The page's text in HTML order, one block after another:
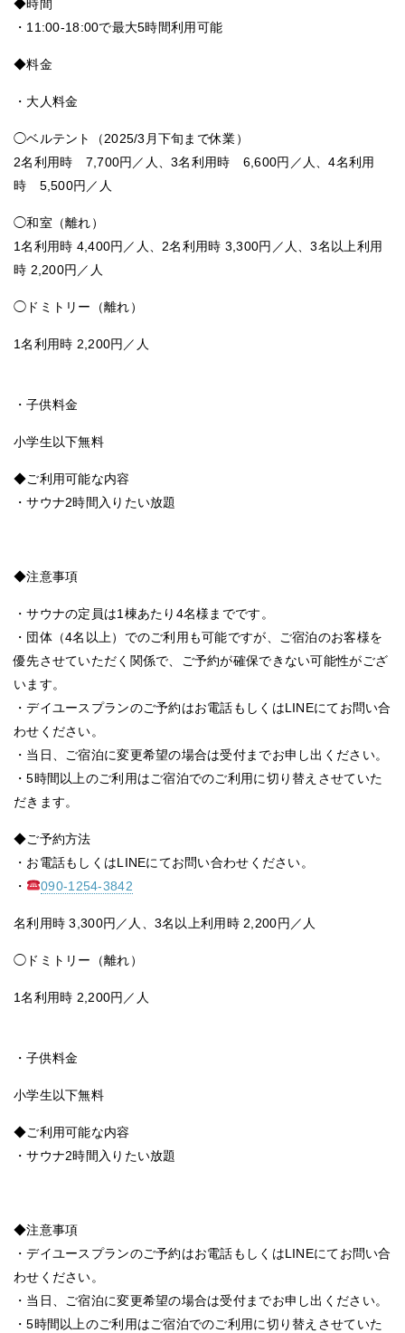
◆時間
・11:00-18:00で最大5時間利用可能
◆料金
・大人料金
◯ベルテント
（2025/3月下旬まで休業）
2名利用時 7,700円／人、3名利用時 6,600円／人、4名利用
時 5,500円／人
◯和室（離れ）
1名利用時 4,400円／人、2名利用時 3,300円／人、3名以上利用
時 2,200円／人
◯ドミトリー（離れ）
1名利用時 2,200円／人
・子供料金
小学生以下無料
◆ご利用可能な内容
・サウナ2時間入りたい放題
◆注意事項
・サウナの定員は1棟あたり4名様までです。
・団体（4名以上）でのご利用も可能ですが、ご宿泊のお客様を
優先させていただく関係で、ご予約が確保できない可能性がござ
います。
・デイユースプランのご予約はお電話もしくはLINEにてお問い合
わせください。
・当日、ご宿泊に変更希望の場合は受付までお申し出ください。
・5時間以上のご利用はご宿泊でのご利用に切り替えさせていた
だきます。
◆ご予約方法
・お電話もしくはLINEにてお問い合わせください。
・
090-1254-3842
名利用時 3,300円／人、3名以上利用時 2,200円／人
◯ドミトリー（離れ）
1名利用時 2,200円／人
・子供料金
小学生以下無料
◆ご利用可能な内容
・サウナ2時間入りたい放題
◆注意事項
・デイユースプランのご予約はお電話もしくはLINEにてお問い合
わせください。
・当日、ご宿泊に変更希望の場合は受付までお申し出ください。
・5時間以上のご利用はご宿泊でのご利用に切り替えさせていた